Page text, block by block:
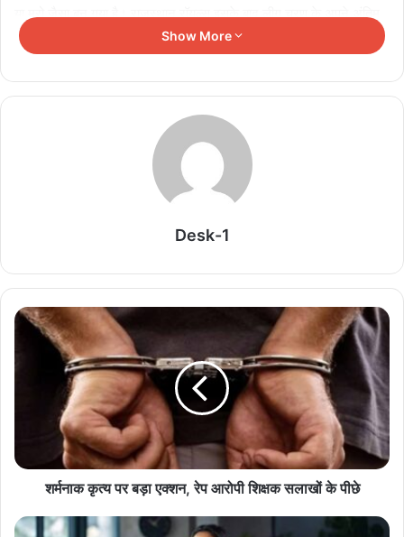
या मरो जैसा बन गया है। राजस्थान रॉयल्स इसके बाद लीग चरण के अपने अंतिम
मैच में 24 मई को मुंबई इंडियंस का सामना करेगी।
Related Articles
BCCI में बड़े फेरबदल की तैयारी, क्या जाएगी अजीत अगरकर
की नौकरी? जल्द हो सकता है बड़ा फैसला
August 6, 2026
खेल तो भारत की फाइनल की राह कितनी होगी मुश्किल? समझें
पूरा समीकरण
PCB का बड़ा एक्शन, हफीज-मलिक समेत पूर्व खिलाड़ियों पर
लटकी कार्रवाई की तलवार
August 5, 2026
टेस्ट क्रिकेट पर रहाणे की चिंता, गंभीर को बताया मजबूत टीम
बनाने का मंत्र
August 5, 2026
प्रैक्टिस मैच नहीं खेलेगी टीम
Show More
Desk-1
शर्मनाक कृत्य पर बड़ा एक्शन, रेप आरोपी शिक्षक सलाखों के पीछे